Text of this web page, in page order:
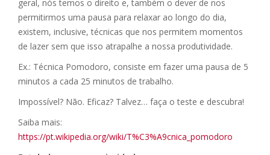
geral, nós temos o direito e, também o dever de nos
permitirmos uma pausa para relaxar ao longo do dia,
existem, inclusive, técnicas que nos permitem momentos
de lazer sem que isso atrapalhe a nossa produtividade.
Ex.: Técnica Pomodoro, consiste em fazer uma pausa de 5
minutos a cada 25 minutos de trabalho.
Impossível? Não. Eficaz? Talvez… faça o teste e descubra!
Saiba mais:
https://pt.wikipedia.org/wiki/T%C3%A9cnica_pomodoro